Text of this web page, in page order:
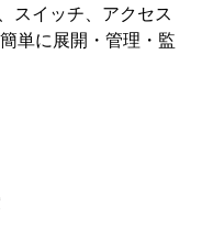
スイッチ、アクセス
単に展開・管理・監